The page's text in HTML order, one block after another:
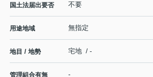
国土法届出要否 不要
用途地域 無指定
地目 / 地勢 宅地 / -
管理組合有無 -